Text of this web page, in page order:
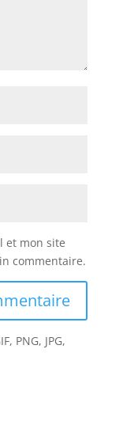
et mon site
commentaire.
PNG, JPG,